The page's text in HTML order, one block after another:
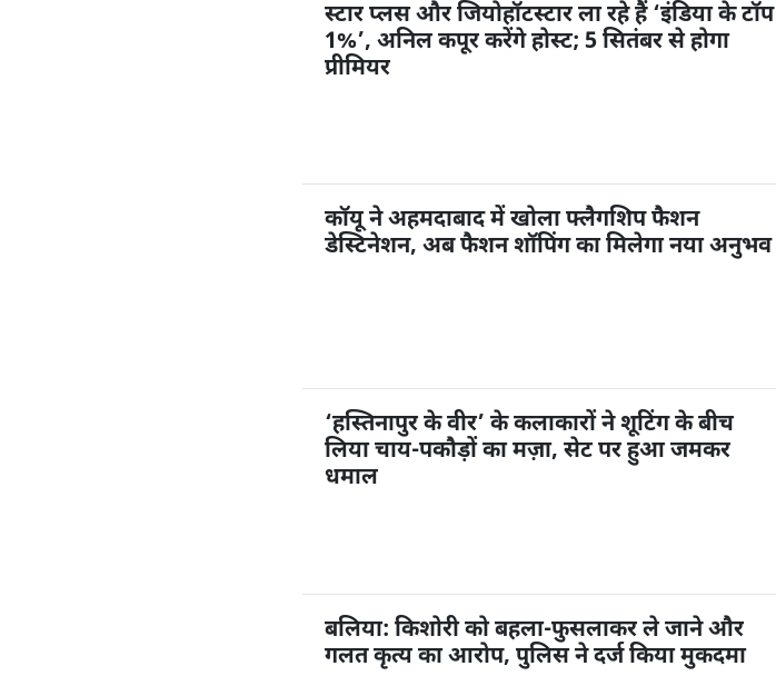
स्टार प्लस और जियोहॉटस्टार ला रहे हैं ‘इंडिया के टॉप
1%’, अनिल कपूर करेंगे होस्ट; 5 सितंबर से होगा
प्रीमियर
कॉयू ने अहमदाबाद में खोला फ्लैगशिप फैशन
डेस्टिनेशन, अब फैशन शॉपिंग का मिलेगा नया अनुभव
‘हस्तिनापुर के वीर’ के कलाकारों ने शूटिंग के बीच
लिया चाय-पकौड़ों का मज़ा, सेट पर हुआ जमकर
धमाल
बलिया: किशोरी को बहला-फुसलाकर ले जाने और
गलत कृत्य का आरोप, पुलिस ने दर्ज किया मुकदमा